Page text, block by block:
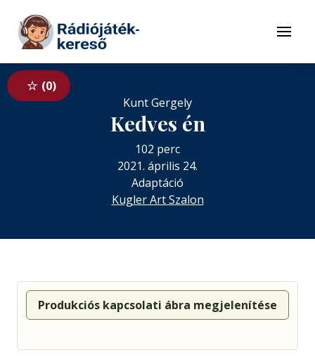
Tovább a tartalomhoz
Menü
0
Kunt Gergely
Kedves én
102 perc
2021. április 24.
Adaptáció
Kugler Art Szalon
Produkciós kapcsolati ábra megjelenítése